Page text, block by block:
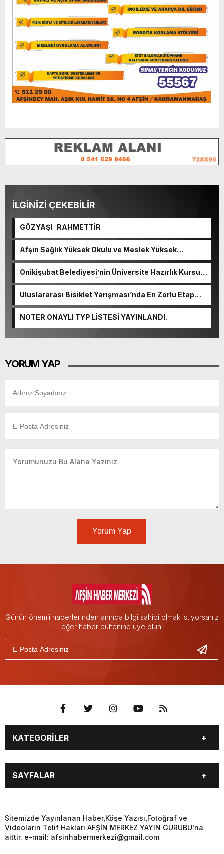
İLGİNİZİ ÇEKEBİLİR
GÖZYAŞI RAHMETTİR
Afşin Sağlık Yüksek Okulu ve Meslek Yüksek
Okulunda görev değişimi!
Onikişubat Belediyesi’nin Üniversite Hazırlık Kursu
başvurularında son gün 7 Ağustos.
Uluslararası Bisiklet Yarışması’nda En Zorlu Etap
NOTER ONAYLI TYP LİSTESİ YAYINLANDI.
YORUM YAP
Yorum Yap
Günün önemli haberlerinden anında bilgi sahibi olmak istiyorsanız
eğer haber bültenine üye olun.
KATEGORİLER
EĞİTİM
EKONOMİ
GÜNCEL
SİYASET
YEREL HABERLER
KÜNYE
…
3. SAYFA
KÜLTÜR
SAYFALAR
GÜNCEL
ÖZEL HABER
SİYASET
YEREL HABERLER
KÜNYE
…
Sitemizde Yayınlanan Haber,Köşe Yazısı,Fotoğraf ve
Videoların Telif Hakları AFŞİN MERKEZ YAYIN GURUBU'na
aittir. e-mail: afsinhabermerkezi@gmail.com